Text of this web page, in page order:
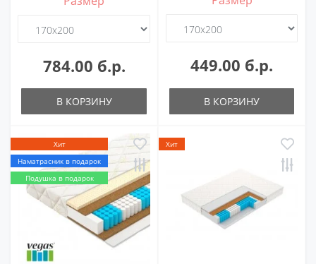
784.00 б.р.
В КОРЗИНУ
449.00 б.р.
В КОРЗИНУ
Хит
Наматрасник в подарок
Подушка в подарок
Хит